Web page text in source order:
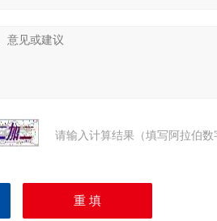
请输入计算结果（填写阿拉伯